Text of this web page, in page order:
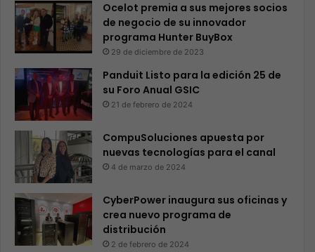
Ocelot premia a sus mejores socios
de negocio de su innovador
programa Hunter BuyBox
29 de diciembre de 2023
Panduit Listo para la edición 25 de
su Foro Anual GSIC
21 de febrero de 2024
CompuSoluciones apuesta por
nuevas tecnologías para el canal
4 de marzo de 2024
CyberPower inaugura sus oficinas y
crea nuevo programa de
distribución
2 de febrero de 2024